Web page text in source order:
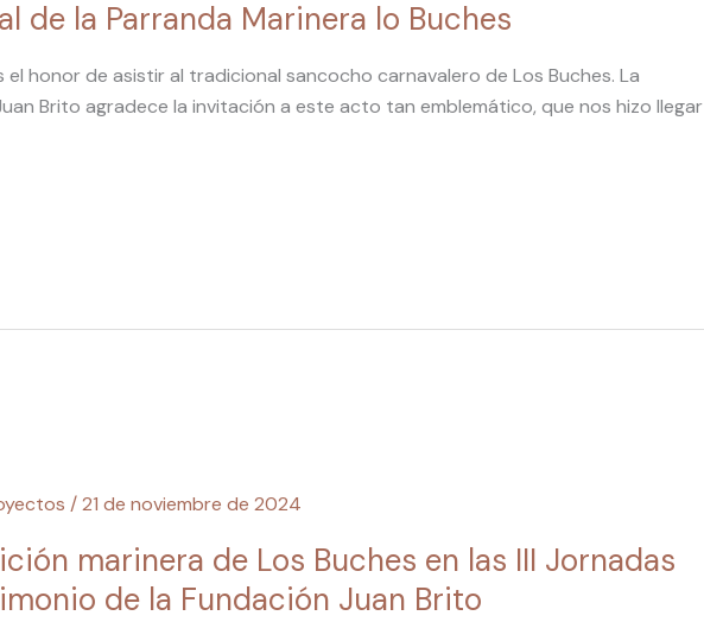
de la Parranda Marinera lo Buches
el honor de asistir al tradicional sancocho carnavalero de Los Buches. La
Brito agradece la invitación a este acto tan emblemático, que nos hizo llegar
/21 de noviembre de 2024
marinera de Los Buches en las III Jornadas
de la Fundación Juan Brito